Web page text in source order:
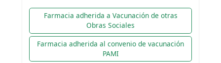
Farmacia adherida a Vacunación de otras
Obras Sociales
Farmacia adherida al convenio de vacunación
PAMI